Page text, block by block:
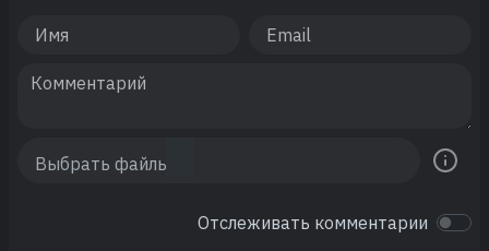
Отслеживать комментарии